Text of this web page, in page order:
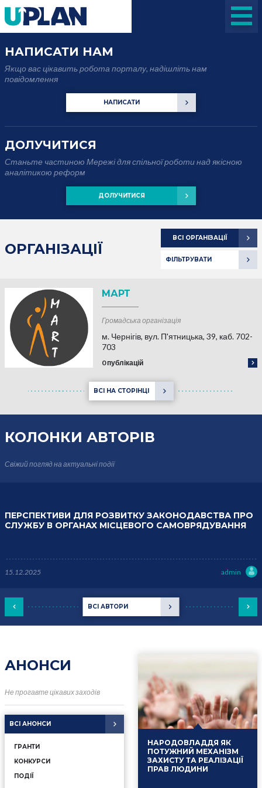
НАПИСАТИ НАМ
Якщо вас цікавить робота порталу, надішліть нам
повідомлення
НАПИСАТИ
ДОЛУЧИТИСЯ
Станьте частиною Мережі для спільної роботи над якісною
аналітикою реформ
ДОЛУЧИТИСЯ
ОРГАНІЗАЦІЇ
ВСІ ОРГАНІЗАЦІЇ
ФІЛЬТРУВАТИ
МАРТ
Громадська організація
м. Чернігів, вул. П'ятницька, 39, каб. 702-
703
0 публікацій
ВСІ НА СТОРІНЦІ
КОЛОНКИ АВТОРІВ
Свіжий погляд на актуальні події
ВСІ АВТОРИ
ПЕРСПЕКТИВИ ДЛЯ РОЗВИТКУ ЗАКОНОДАВСТВА ПРО
СЛУЖБУ В ОРГАНАХ МІСЦЕВОГО САМОВРЯДУВАННЯ
15.12.2025 admin
АНОНСИ
Не прогавте цікавих заходів
ВСІ АНОНСИ
ГРАНТИ
КОНКУРСИ
ПОДІЇ
НАРОДОВЛАДДЯ ЯК
ПОТУЖНИЙ МЕХАНІЗМ
ЗАХИСТУ ТА РЕАЛІЗАЦІЇ
ПРАВ ЛЮДИНИ